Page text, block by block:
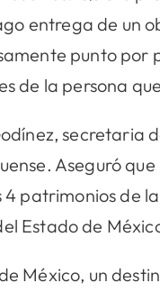
entrega de un
punto
de la persona
Aseguró que
patrimonios de
Estado de
México, un